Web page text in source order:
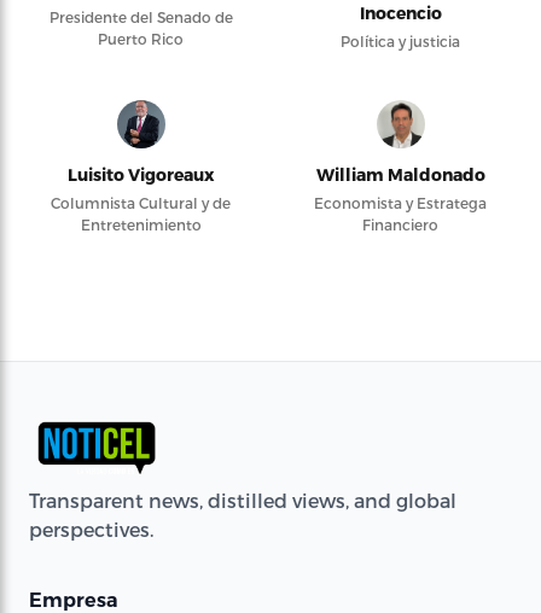
Presidente del Senado de
Puerto Rico
Inocencio
Política y justicia
Luisito Vigoreaux
Columnista Cultural y de
Entretenimiento
William Maldonado
Economista y Estratega
Financiero
Transparent news, distilled views, and global
perspectives.
Empresa